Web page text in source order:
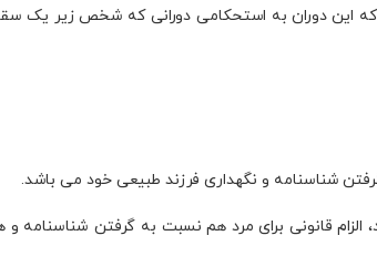
که این دوران به استحکامی دورانی که شخص زیر یک
شناسنامه و نگهداری فرزند طبیعی خود می‌ باشد.
الزام قانونی برای مرد هم نسبت به گرفتن شناسنامه و